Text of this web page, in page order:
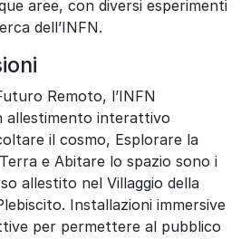
aree, con diversi esperimenti
dell’INFN.
Remoto, l’INFN
allestimento interattivo
il cosmo, Esplorare la
e Abitare lo spazio sono i
allestito nel Villaggio della
Installazioni immersive
per permettere al pubblico